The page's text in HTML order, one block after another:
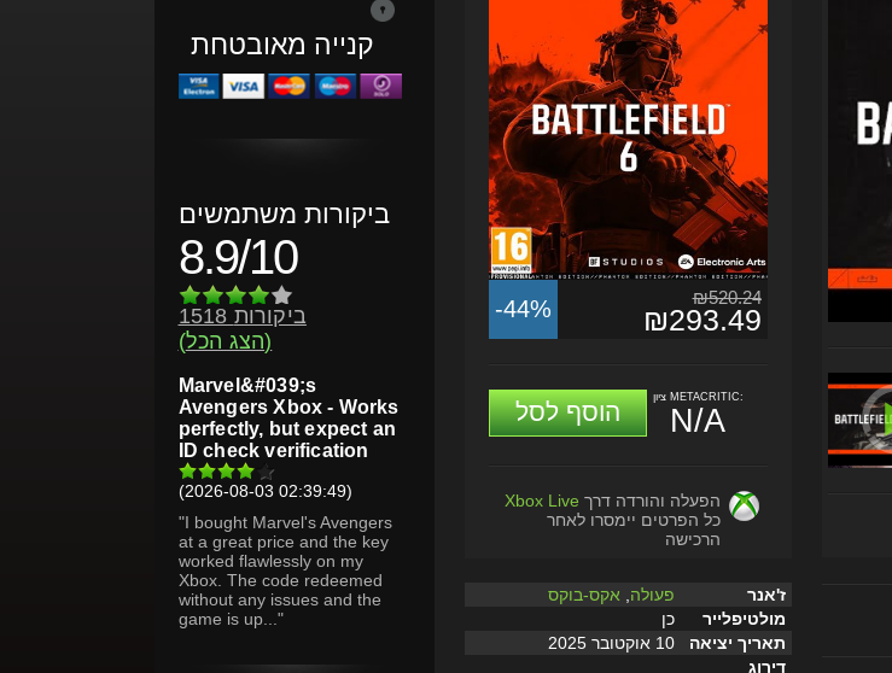
קנייה מאובטחת
ביקורות משתמשים
8.9/10
1518 ביקורות
(הצג הכל)
Marvel&#039;s
Avengers Xbox - Works
perfectly, but expect an
ID check verification
(2026-08-03 02:39:49)
"I bought Marvel's Avengers
at a great price and the key
worked flawlessly on my
Xbox. The code redeemed
without any issues and the
game is up..."
-44% ₪520.24
₪293.49
הוסף לסל
ציון METACRITIC:
N/A
הפעלה והורדה דרך Xbox Live
כל הפרטים יימסרו לאחר
הרכישה
ז'אנר פעולה
אקס-בוקס
מולטיפלייר
כן
תאריך יציאה
10 אוקטובר 2025
דירוג